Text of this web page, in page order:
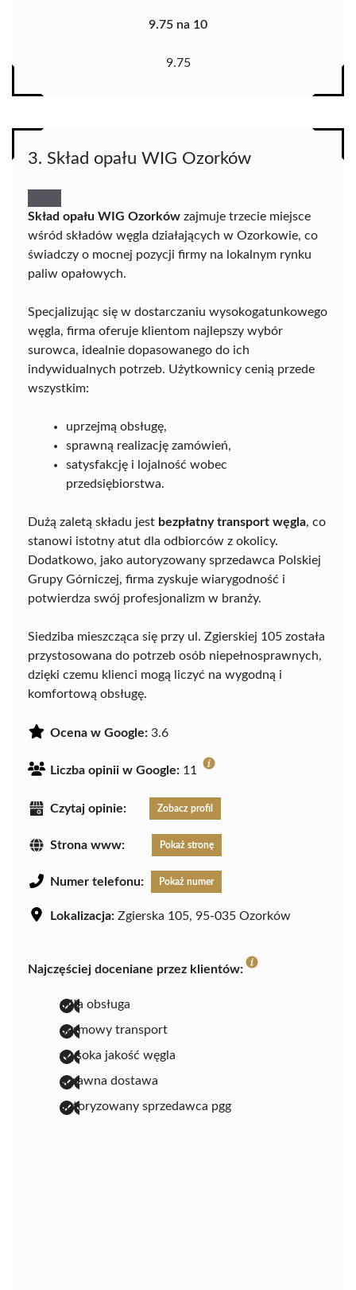
9.75 na 10
9.75
3. Skład opału WIG Ozorków
Skład opału WIG Ozorków zajmuje trzecie miejsce
wśród składów węgla działających w Ozorkowie, co
świadczy o mocnej pozycji firmy na lokalnym rynku
paliw opałowych.
Specjalizując się w dostarczaniu wysokogatunkowego
węgla, firma oferuje klientom najlepszy wybór
surowca, idealnie dopasowanego do ich
indywidualnych potrzeb. Użytkownicy cenią przede
wszystkim:
uprzejmą obsługę,
sprawną realizację zamówień,
satysfakcję i lojalność wobec
przedsiębiorstwa.
Dużą zaletą składu jest bezpłatny transport węgla, co
stanowi istotny atut dla odbiorców z okolicy.
Dodatkowo, jako autoryzowany sprzedawca Polskiej
Grupy Górniczej, firma zyskuje wiarygodność i
potwierdza swój profesjonalizm w branży.
Siedziba mieszcząca się przy ul. Zgierskiej 105 została
przystosowana do potrzeb osób niepełnosprawnych,
dzięki czemu klienci mogą liczyć na wygodną i
komfortową obsługę.
Ocena w Google: 3.6
Liczba opinii w Google: 11
Czytaj opinie: Zobacz profil
Strona www: Pokaż stronę
Numer telefonu: Pokaż numer
Lokalizacja: Zgierska 105, 95-035 Ozorków
Najczęściej doceniane przez klientów:
miła obsługa
darmowy transport
wysoka jakość węgla
sprawna dostawa
autoryzowany sprzedawca pgg